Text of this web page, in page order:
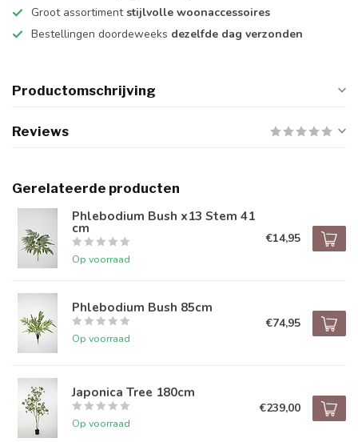
Groot assortiment stijlvolle woonaccessoires
Bestellingen doordeweeks dezelfde dag verzonden
Productomschrijving
Reviews
Gerelateerde producten
Phlebodium Bush x13 Stem 41
cm
Op voorraad
€14,95
Phlebodium Bush 85cm
Op voorraad
€74,95
Japonica Tree 180cm
Op voorraad
€239,00